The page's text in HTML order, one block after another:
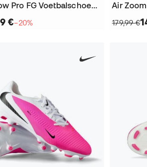
Phantom 6 Low Pro FG Voetbalschoenen
€−20%
179,99 €